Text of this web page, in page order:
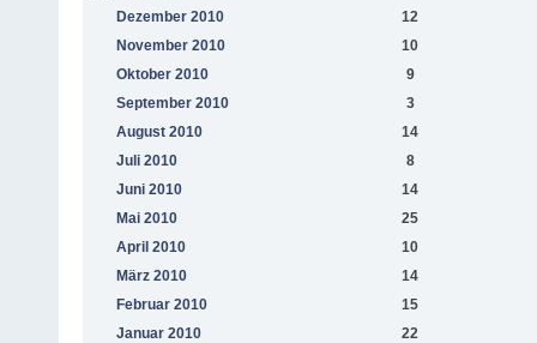
Dezember 2010
12
November 2010
10
Oktober 2010
9
September 2010
3
August 2010
14
Juli 2010
8
Juni 2010
14
Mai 2010
25
April 2010
10
März 2010
14
Februar 2010
15
Januar 2010
22